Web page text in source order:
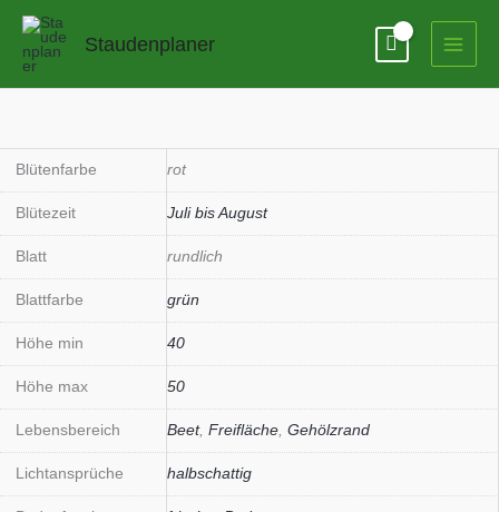
Zum
springen
Staudenplaner
Blütenfarbe rot
Blütezeit Juli bis August
Blatt rundlich
Blattfarbe grün
Höhe min 40
Höhe max 50
Lebensbereich Beet, Freifläche Gehölzrand
Lichtansprüche halbschattig
(S)
Menge